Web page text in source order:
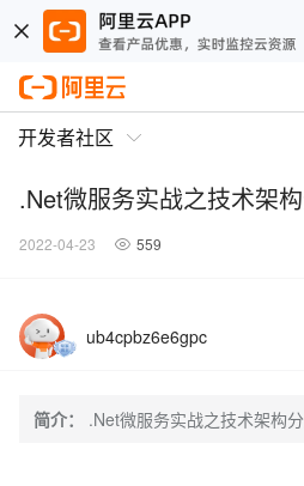
开发者社区
.Net微服务实战之技术架构
2022-04-23 559
ub4cpbz6e6gpc
简介： .Net微服务实战之技术架构分